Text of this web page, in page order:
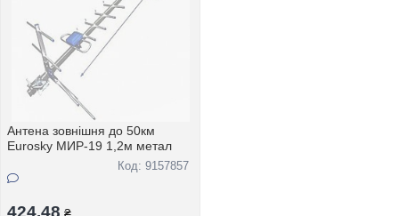
Антена зовнiшня до 50км
Eurosky МИР-19 1,2м метал
Код: 9157857